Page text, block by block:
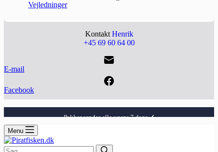
Vejledninger
Kontakt Henrik
+45 69 60 64 00
E-mail
Facebook
29 kr i fragt på alle ordre✓
100% jysk web-shop✓
Pakker sendes alle ugens 7 dage✓
Menu